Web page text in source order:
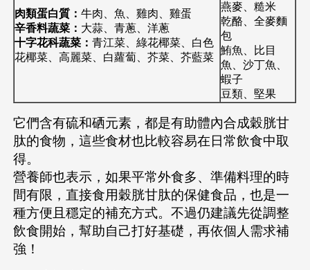
肉類蛋白質：牛肉、魚、雞肉、雞蛋
辛香料蔬菜： 大蒜、青蔥、洋蔥
十字花科蔬菜：青江菜、綠花椰菜、白色
花椰菜、高麗菜、白蘿蔔、芥菜、芥藍菜
燕麥、糙米
乾酪、全麥麵
包
鮪魚、比目
魚、沙丁魚、
蝦子
豆類、堅果
它們含有硫和硒元素，都是有助體內合成穀胱甘
肽的食物，這些食材也比較容易在日常飲食中取
得。
營養師也表示，如果平常外食多、準備料理的時
間有限，直接食用穀胱甘肽的保健食品，也是一
種方便且穩定的補充方式。不過仍建議先從調整
飲食開始，幫助自己打好基礎，再依個人需求補
強！